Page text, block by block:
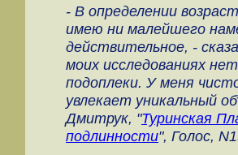
- В определении
имею ни малейшего
действительное, -
моих исследованиях
подоплеки. У меня
увлекает уникальный
Дмитрук, "Туринская
подлинности", Голос,